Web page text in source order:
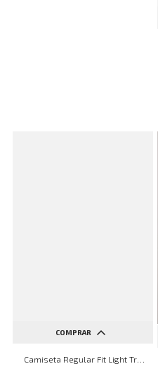
COMPRAR
PP P M G GG